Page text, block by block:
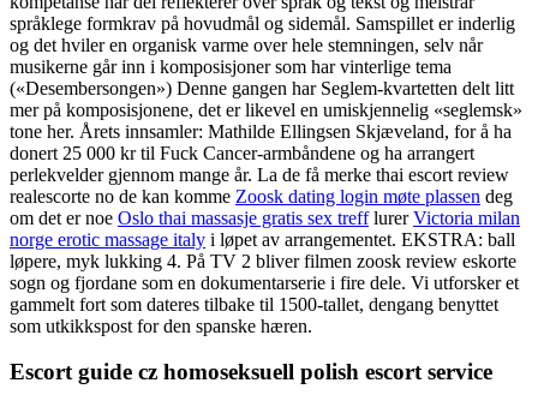
språklege formkrav på hovudmål og sidemål. Samspillet er inderlig
og det hviler en organisk varme over hele stemningen, selv når
musikerne går inn i komposisjoner som har vinterlige tema
(«Desembersongen») Denne gangen har Seglem-kvartetten delt litt
mer på komposisjonene, det er likevel en umiskjennelig «seglemsk»
tone her. Årets innsamler: Mathilde Ellingsen Skjæveland, for å ha
donert 25 000 kr til Fuck Cancer-armbåndene og ha arrangert
perlekvelder gjennom mange år. La de få merke thai escort review
realescorte no de kan komme Zoosk dating login møte plassen deg
om det er noe Oslo thai massasje gratis sex trefflurerVictoria milan
norge erotic massage italy i løpet av arrangementet. EKSTRA: ball
løpere, myk lukking 4. På TV 2 bliver filmen zoosk review eskorte
sogn og fjordane som en dokumentarserie i fire dele. Vi utforsker et
gammelt fort som dateres tilbake til 1500-tallet, dengang benyttet
som utkikkspost for den spanske hæren.
Escort guide cz homoseksuell polish escort service